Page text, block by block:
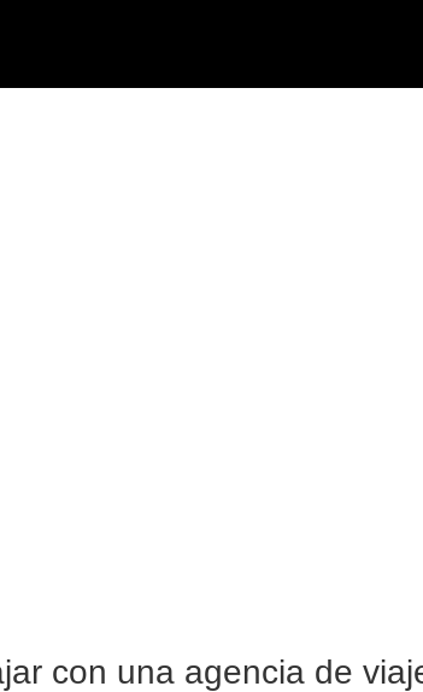
con una agencia de